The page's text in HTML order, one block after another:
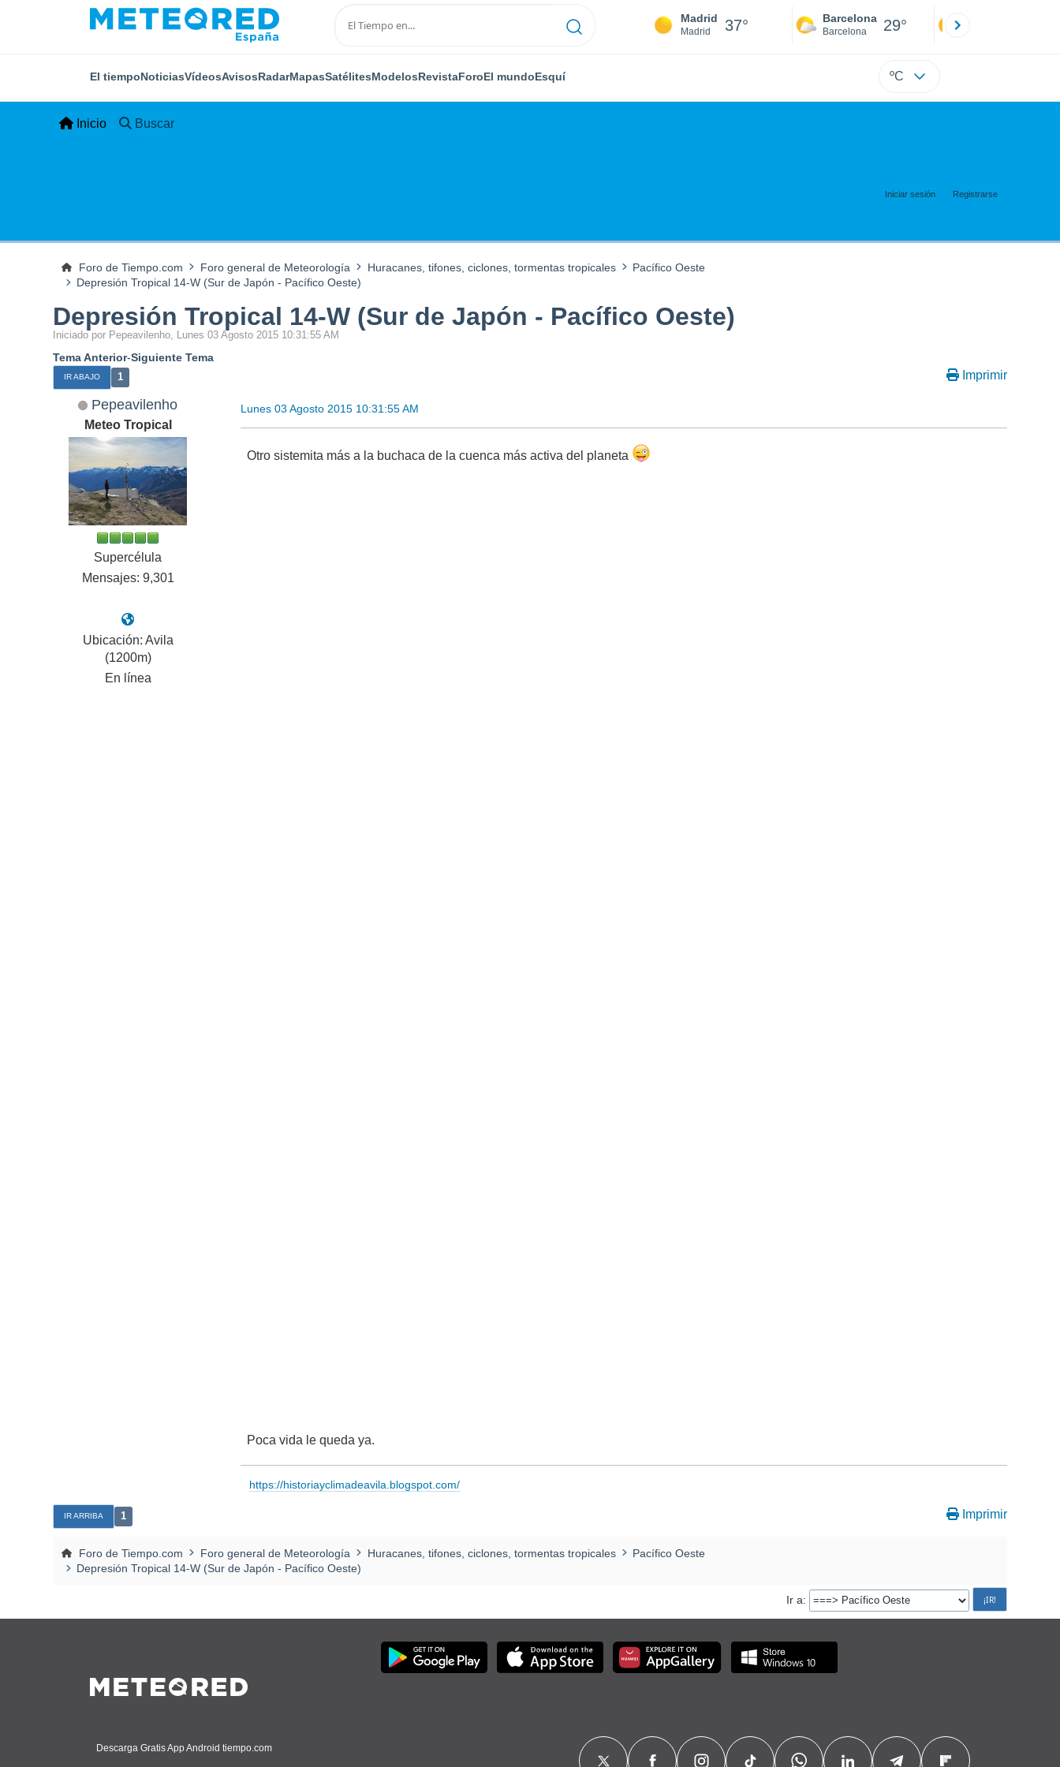
Madrid
Madrid 37° Barcelona
Barcelona 29°
El tiempoNoticiasVídeosAvisosRadarMapasSatélitesModelosRevistaForoEl mundoEsquí ºC
Inicio Buscar
Iniciar sesión Registrarse
Foro de Tiempo.com Foro general de Meteorología Huracanes, tifones, ciclones, tormentas tropicales
Pacífico Oeste
Depresión Tropical 14-W (Sur de Japón - Pacífico Oeste)
Depresión Tropical 14-W (Sur de Japón - Pacífico Oeste)
Iniciado por Pepeavilenho, Lunes 03 Agosto 2015 10:31:55 AM
Tema Anterior-Siguiente Tema
IR ABAJO 1 Imprimir
Pepeavilenho
Meteo Tropical
Supercélula
Mensajes: 9,301
Ubicación: Avila
(1200m)
En línea
Lunes 03 Agosto 2015 10:31:55 AM
Otro sistemita más a la buchaca de la cuenca más activa del planeta
Poca vida le queda ya.
https://historiayclimadeavila.blogspot.com/
IR ARRIBA 1 Imprimir
Foro de Tiempo.com Foro general de Meteorología Huracanes, tifones, ciclones, tormentas tropicales
Pacífico Oeste
Depresión Tropical 14-W (Sur de Japón - Pacífico Oeste)
Ir a
Descarga Gratis App Android tiempo.com